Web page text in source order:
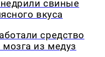
свиные
вкуса
средство
из медуз